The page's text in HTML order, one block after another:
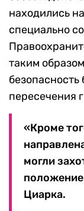
находились
специально
таким
пересечения
«Кроме
могли
Циарка.